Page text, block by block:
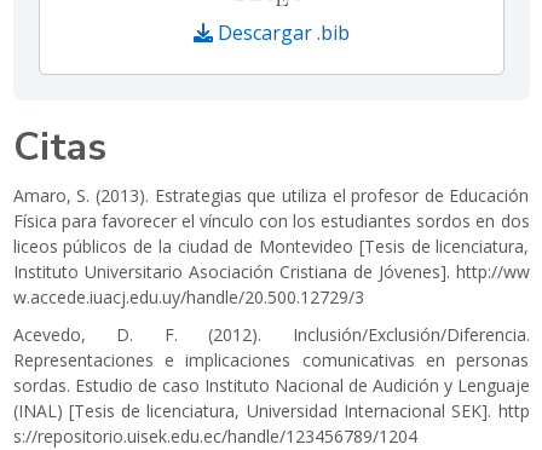
Descargar .bib
Citas
Amaro, S. (2013). Estrategias que utiliza el profesor de Educación
Física para favorecer el vínculo con los estudiantes sordos en dos
liceos públicos de la ciudad de Montevideo [Tesis de licenciatura,
Instituto Universitario Asociación Cristiana de Jóvenes]. http://ww
w.accede.iuacj.edu.uy/handle/20.500.12729/3
Acevedo, D. F. (2012). Inclusión/Exclusión/Diferencia.
Representaciones e implicaciones comunicativas en personas
sordas. Estudio de caso Instituto Nacional de Audición y Lenguaje
(INAL) [Tesis de licenciatura, Universidad Internacional SEK]. http
s://repositorio.uisek.edu.ec/handle/123456789/1204